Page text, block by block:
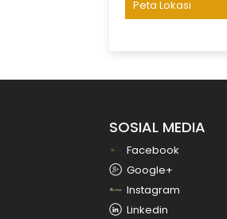
Peta Lokasi
SOSIAL MEDIA
Facebook
Google+
Instagram
Linkedin